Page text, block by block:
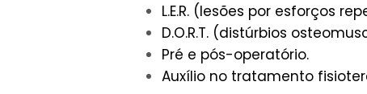
L.E.R. (lesões por esforços
D.O.R.T. (distúrbios
Pré e pós-operatório.
Auxílio no tratamento